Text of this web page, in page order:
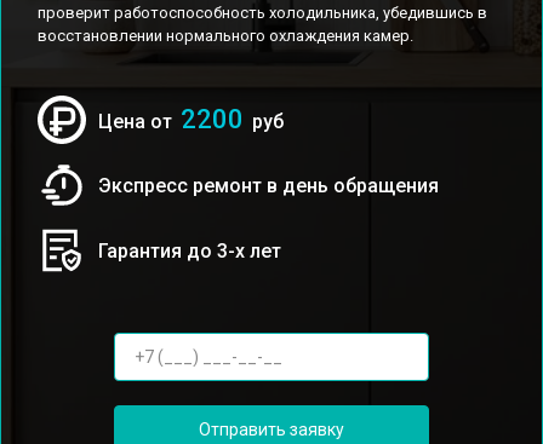
проверит работоспособность холодильника, убедившись в
восстановлении нормального охлаждения камер.
Цена от 2200 руб
Экспресс ремонт в день обращения
Гарантия до 3-х лет
Отправить заявку